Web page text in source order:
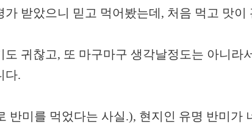
받았으니 믿고 먹어봤는데, 처음 먹고 맛이
귀찮고, 또 마구마구 생각날정도는 아니
다.
반미를 먹었다는 사실.), 현지인 유명 반미가